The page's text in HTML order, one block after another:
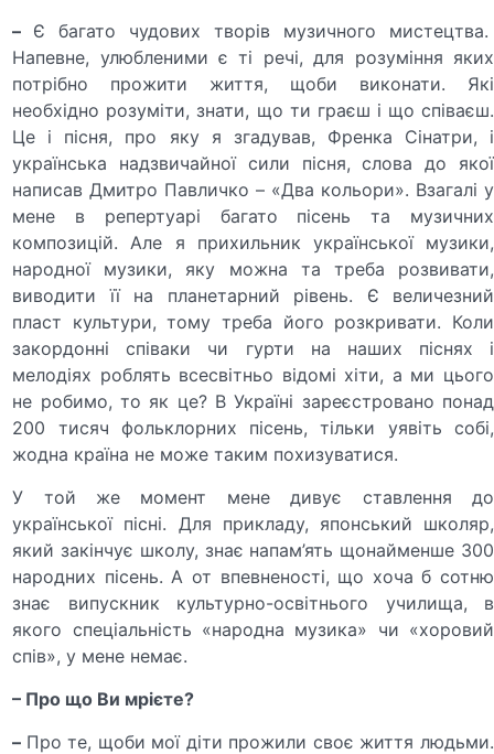
– Є багато чудових творів музичного мистецтва.
Напевне, улюбленими є ті речі, для розуміння яких
потрібно прожити життя, щоби виконати. Які
необхідно розуміти, знати, що ти граєш і що співаєш.
Це і пісня, про яку я згадував, Френка Сінатри, і
українська надзвичайної сили пісня, слова до якої
написав Дмитро Павличко – «Два кольори». Взагалі у
мене в репертуарі багато пісень та музичних
композицій. Але я прихильник української музики,
народної музики, яку можна та треба розвивати,
виводити її на планетарний рівень. Є величезний
пласт культури, тому треба його розкривати. Коли
закордонні співаки чи гурти на наших піснях і
мелодіях роблять всесвітньо відомі хіти, а ми цього
не робимо, то як це? В Україні зареєстровано понад
200 тисяч фольклорних пісень, тільки уявіть собі,
жодна країна не може таким похизуватися.
У той же момент мене дивує ставлення до
української пісні. Для прикладу, японський школяр,
який закінчує школу, знає напам’ять щонайменше 300
народних пісень. А от впевненості, що хоча б сотню
знає випускник культурно-освітнього училища, в
якого спеціальність «народна музика» чи «хоровий
спів», у мене немає.
– Про що Ви мрієте?
– Про те, щоби мої діти прожили своє життя людьми.